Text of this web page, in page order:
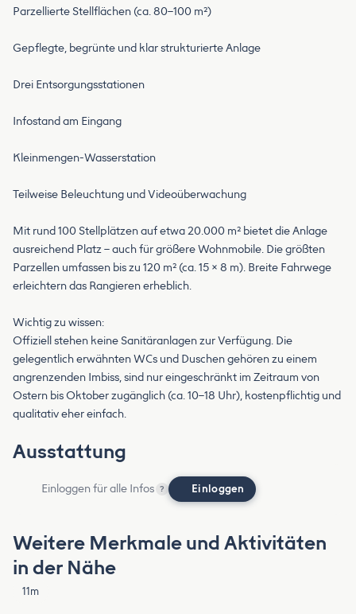
Parzellierte Stellflächen (ca. 80–100 m²)
Gepflegte, begrünte und klar strukturierte Anlage
Drei Entsorgungsstationen
Infostand am Eingang
Kleinmengen-Wasserstation
Teilweise Beleuchtung und Videoüberwachung
Mit rund 100 Stellplätzen auf etwa 20.000 m² bietet die Anlage
ausreichend Platz – auch für größere Wohnmobile. Die größten
Parzellen umfassen bis zu 120 m² (ca. 15 × 8 m). Breite Fahrwege
erleichtern das Rangieren erheblich.
Wichtig zu wissen:
Offiziell stehen keine Sanitäranlagen zur Verfügung. Die
gelegentlich erwähnten WCs und Duschen gehören zu einem
angrenzenden Imbiss, sind nur eingeschränkt im Zeitraum von
Ostern bis Oktober zugänglich (ca. 10–18 Uhr), kostenpflichtig und
qualitativ eher einfach.
Ausstattung
Einloggen für alle Infos ? Einloggen
Weitere Merkmale und Aktivitäten
in der Nähe
11m